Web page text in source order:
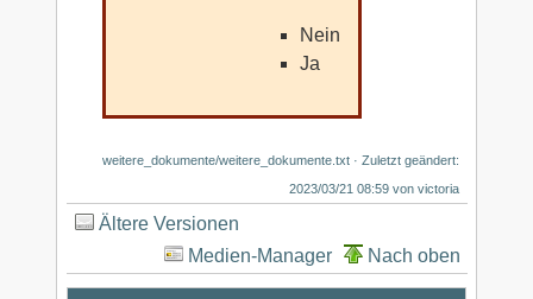
Nein
Ja
weitere_dokumente/weitere_dokumente.txt · Zuletzt geändert:
2023/03/21 08:59 vonvictoria
Ältere Versionen
Medien-Manager
Nach oben